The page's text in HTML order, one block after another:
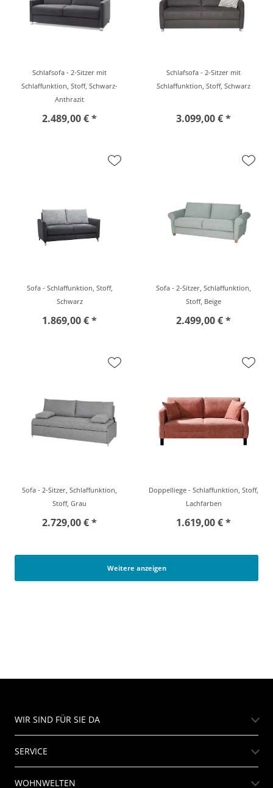
Schlafsofa - 2-Sitzer mit
Schlaffunktion, Stoff, Schwarz-
Anthrazit
2.489,00 € *
Schlafsofa - 2-Sitzer mit
Schlaffunktion, Stoff, Schwarz
3.099,00 € *
Sofa - Schlaffunktion, Stoff,
Schwarz
1.869,00 € *
Sofa - 2-Sitzer, Schlaffunktion,
Stoff, Beige
2.499,00 € *
Sofa - 2-Sitzer, Schlaffunktion,
Stoff, Grau
2.729,00 € *
Doppelliege - Schlaffunktion, Stoff,
Lachfarben
1.619,00 € *
Weitere anzeigen
WIR SIND FÜR SIE DA
SERVICE
WOHNWELTEN